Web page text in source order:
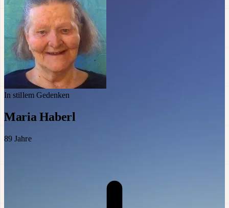
In stillem Gedenken
Maria Haberl
89 Jahre